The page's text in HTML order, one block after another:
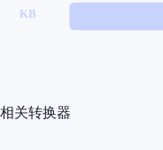
KB
相关转换器